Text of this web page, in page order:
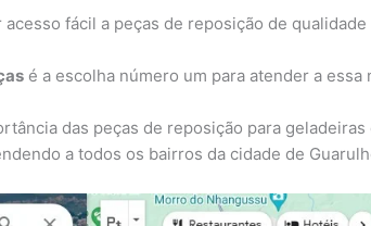
fácil a peças de reposição de
é a escolha número um para atender a essa
das peças de reposição para geladeiras
a todos os bairros da cidade de